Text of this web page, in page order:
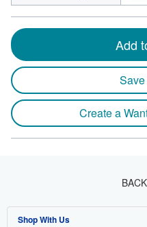
Add
Create a
Shop With Us